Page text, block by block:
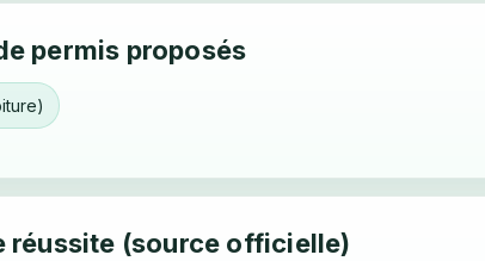
permis proposés
réussite (source officielle)